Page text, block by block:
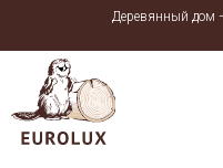
Деревянный дом